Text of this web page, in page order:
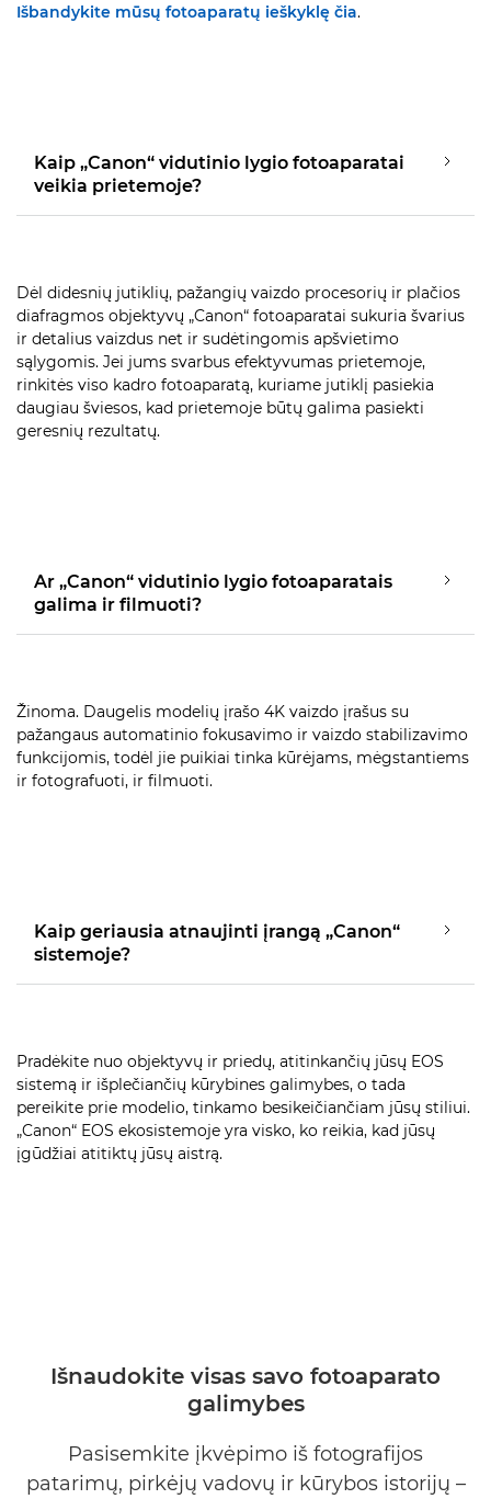
Išbandykite mūsų fotoaparatų ieškyklę čia.
Kaip „Canon“ vidutinio lygio fotoaparatai
veikia prietemoje?
Dėl didesnių jutiklių, pažangių vaizdo procesorių ir plačios
diafragmos objektyvų „Canon“ fotoaparatai sukuria švarius
ir detalius vaizdus net ir sudėtingomis apšvietimo
sąlygomis. Jei jums svarbus efektyvumas prietemoje,
rinkitės viso kadro fotoaparatą, kuriame jutiklį pasiekia
daugiau šviesos, kad prietemoje būtų galima pasiekti
geresnių rezultatų.
Ar „Canon“ vidutinio lygio fotoaparatais
galima ir filmuoti?
Žinoma. Daugelis modelių įrašo 4K vaizdo įrašus su
pažangaus automatinio fokusavimo ir vaizdo stabilizavimo
funkcijomis, todėl jie puikiai tinka kūrėjams, mėgstantiems
ir fotografuoti, ir filmuoti.
Kaip geriausia atnaujinti įrangą „Canon“
sistemoje?
Pradėkite nuo objektyvų ir priedų, atitinkančių jūsų EOS
sistemą ir išplečiančių kūrybines galimybes, o tada
pereikite prie modelio, tinkamo besikeičiančiam jūsų stiliui.
„Canon“ EOS ekosistemoje yra visko, ko reikia, kad jūsų
įgūdžiai atitiktų jūsų aistrą.
Išnaudokite visas savo fotoaparato
galimybes
Pasisemkite įkvėpimo iš fotografijos
patarimų, pirkėjų vadovų ir kūrybos istorijų –